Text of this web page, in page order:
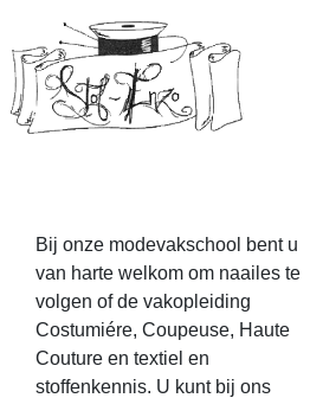
Bij onze modevakschool bent u
van harte welkom om naailes te
volgen of de vakopleiding
Costumiére, Coupeuse, Haute
Couture en textiel en
stoffenkennis. U kunt bij ons